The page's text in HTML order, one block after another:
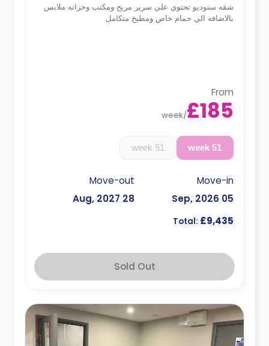
شقه ستوديو تحتوي علي سرير مريح ومكتب وخزانه ملابس
بالاضافه الي حمام خاص ومطبخ متكامل
From
£185
/
week
51 week
51 week
Move-in
05 Sep, 2026
Move-out
28 Aug, 2027
Total: £9,435
Sold Out